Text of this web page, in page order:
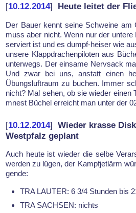
[10.12.2014] Heute leitet der
Der Bau­er kennt sei­ne Schwei­ne am
muss aber nicht. Wenn nur der
ser­viert ist und es dumpf-hei­ser wie
un­se­re Klapp­dra­chen­pi­lo­ten aus
un­ter­wegs. Der ein­sa­me Nerv­sack
Und zwar bei uns, an­statt einen
Übungs­luftraum zu bu­chen. Im­mer
nicht? Mal se­hen, ob sie wie­der
m­nest Büchel er­reicht man un­ter der
[10.12.2014] Wieder krasse
Westpfalz geplant
Auch heu­te ist wie­der die sel­be
wer­den zu lü­gen, der Kampf­jet­lärm
gen­de:
TRA LAUTER: 6 3/4 Stunden bis
TRA SACHSEN: nichts